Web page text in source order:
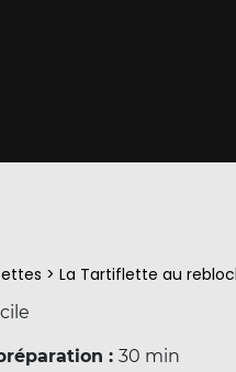
> La Tartiflette au
: 30 min